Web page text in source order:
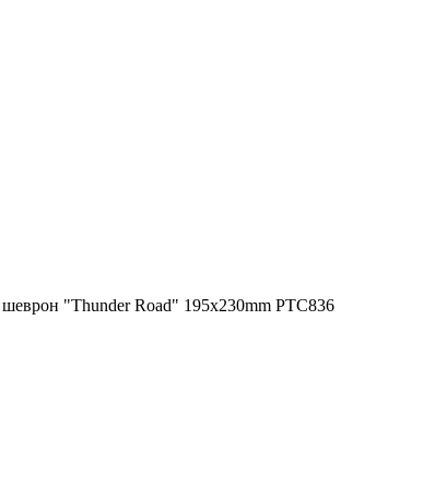
"Thunder Road" 195x230mm PTC836